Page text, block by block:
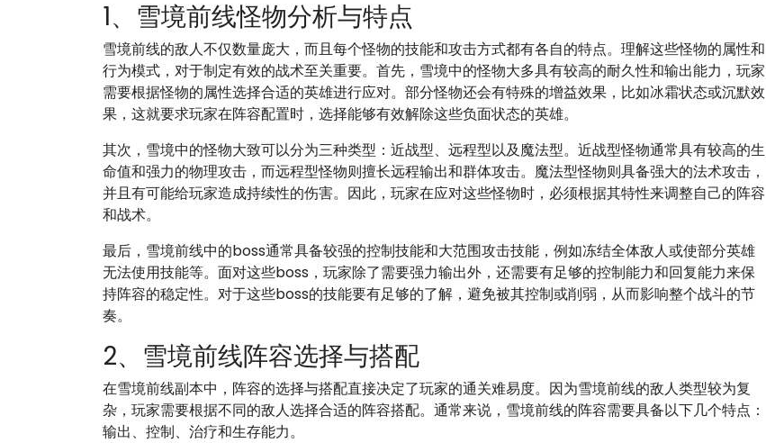
1、雪境前线怪物分析与特点
雪境前线的敌人不仅数量庞大，而且每个怪物的技能和攻击方式都有各自的特点。理解这些怪物的属性和
行为模式，对于制定有效的战术至关重要。首先，雪境中的怪物大多具有较高的耐久性和输出能力，玩家
需要根据怪物的属性选择合适的英雄进行应对。部分怪物还会有特殊的增益效果，比如冰霜状态或沉默效
果，这就要求玩家在阵容配置时，选择能够有效解除这些负面状态的英雄。
其次，雪境中的怪物大致可以分为三种类型：近战型、远程型以及魔法型。近战型怪物通常具有较高的生
命值和强力的物理攻击，而远程型怪物则擅长远程输出和群体攻击。魔法型怪物则具备强大的法术攻击，
并且有可能给玩家造成持续性的伤害。因此，玩家在应对这些怪物时，必须根据其特性来调整自己的阵容
和战术。
最后，雪境前线中的boss通常具备较强的控制技能和大范围攻击技能，例如冻结全体敌人或使部分英雄
无法使用技能等。面对这些boss，玩家除了需要强力输出外，还需要有足够的控制能力和回复能力来保
持阵容的稳定性。对于这些boss的技能要有足够的了解，避免被其控制或削弱，从而影响整个战斗的节
奏。
2、雪境前线阵容选择与搭配
在雪境前线副本中，阵容的选择与搭配直接决定了玩家的通关难易度。因为雪境前线的敌人类型较为复
杂，玩家需要根据不同的敌人选择合适的阵容搭配。通常来说，雪境前线的阵容需要具备以下几个特点：
输出、控制、治疗和生存能力。